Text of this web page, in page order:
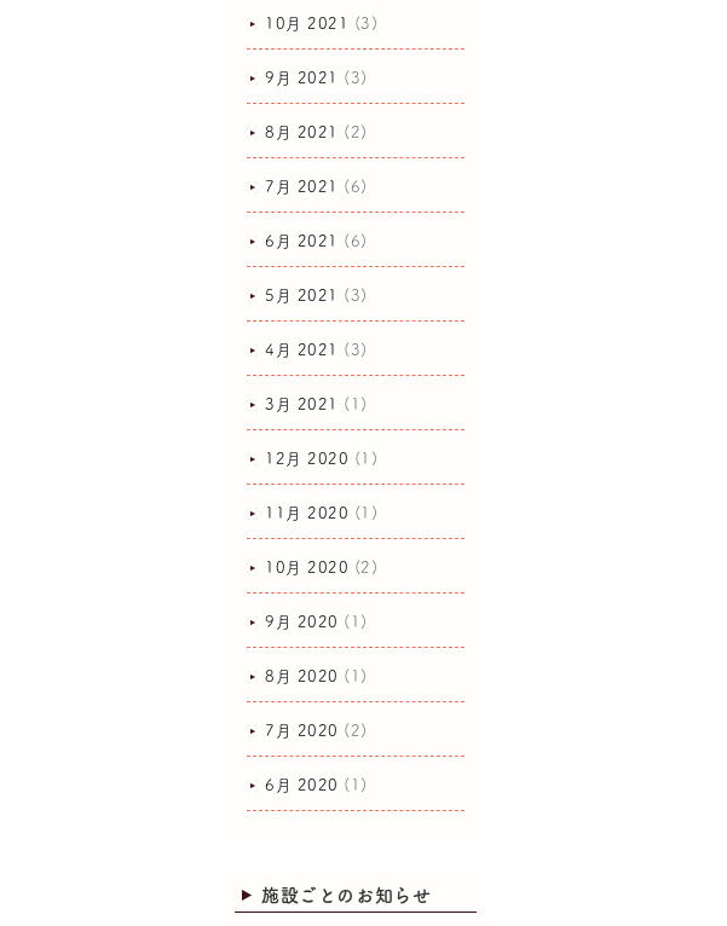
10月 2021 (3)
9月 2021 (3)
8月 2021 (2)
7月 2021 (6)
6月 2021 (6)
5月 2021 (3)
4月 2021 (3)
3月 2021 (1)
12月 2020 (1)
11月 2020 (1)
10月 2020 (2)
9月 2020 (1)
8月 2020 (1)
7月 2020 (2)
6月 2020 (1)
施設ごとのお知らせ